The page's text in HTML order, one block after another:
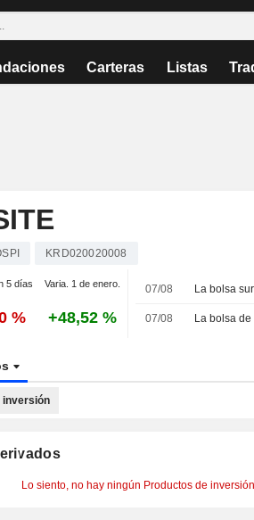
Carteras Listas
KRD020020008
5 días Varia. 1 de enero.
% +48,52 %
07/08
07/08
inversión
Lo siento, no hay ningún Productos de